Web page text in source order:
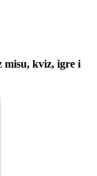
kviz, igre i